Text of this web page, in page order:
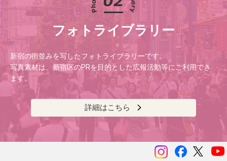
フォトライブラリー
新宿の街並みを写したフォトライブラリーです。
写真素材は、新宿区のPRを目的とした広報活動等にご利用でき
ます。
詳細はこちら
ツイ
Facebook
instagram